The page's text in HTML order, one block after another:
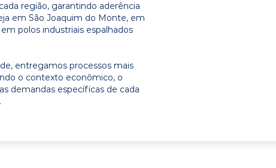
região, garantindo aderência
em São Joaquim do Monte, em
polos industriais espalhados
entregamos processos mais
o contexto econômico, o
demandas específicas de cada